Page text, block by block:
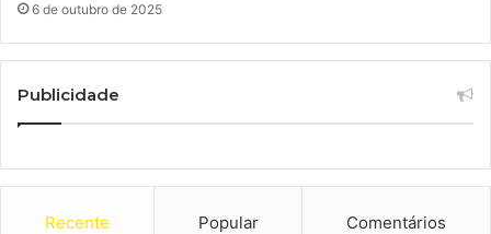
6 de outubro de 2025
Publicidade
Recente Popular Comentários